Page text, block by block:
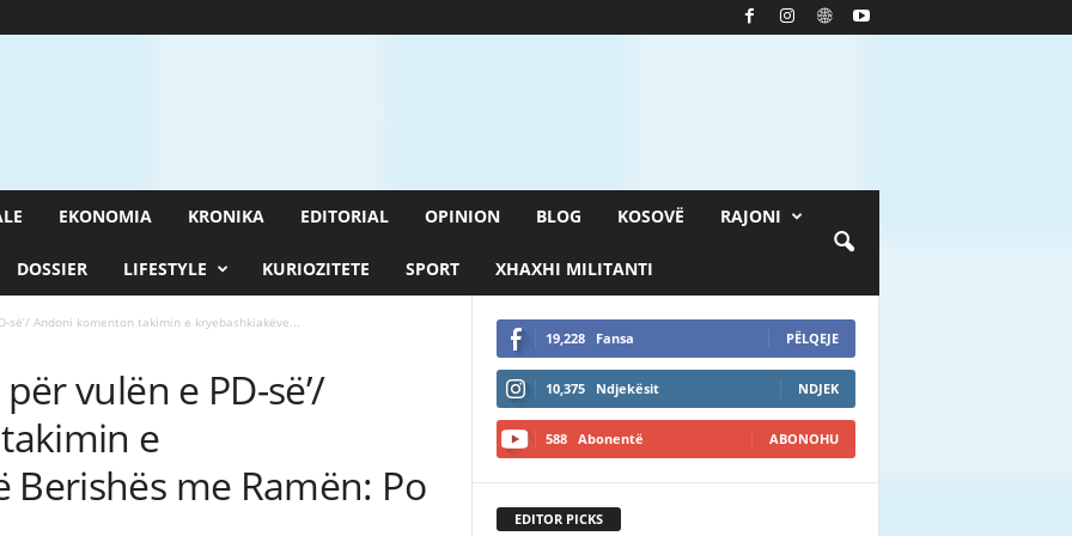
EKONOMIA KRONIKA EDITORIAL OPINION BLOG KOSOVË RAJONI
DOSSIER LIFESTYLE KURIOZITETE SPORT XHAXHI MILITANTI
së’/ Andoni komenton takimin e kryebashkiakëve...
vulën e PD-së’/
e
Berishës me Ramën: Po
19,228 Fansa PËLQEJE
10,375 Ndjekësit NDJEK
588 Abonentë ABONOHU
EDITOR PICKS